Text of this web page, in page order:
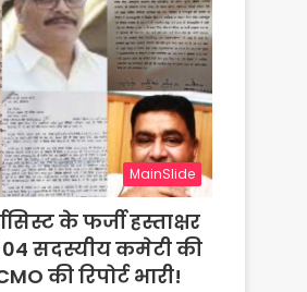
MainSlide
के फर्जी हस्ताक्षर
04 सदस्यीय कमेटी की
की रिपोर्ट भारी!